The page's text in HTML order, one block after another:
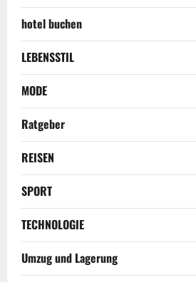
hotel buchen
LEBENSSTIL
MODE
Ratgeber
REISEN
SPORT
TECHNOLOGIE
Umzug und Lagerung